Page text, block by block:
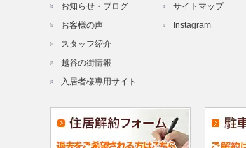
お知らせ・ブログ
お客様の声
スタッフ紹介
越谷の街情報
入居者様専用サイト
サイトマップ
Instagram